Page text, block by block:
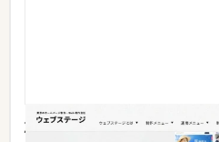
株式会社バックステー